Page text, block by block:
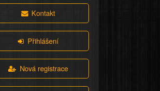
Kontakt
Přihlášení
Nová registrace